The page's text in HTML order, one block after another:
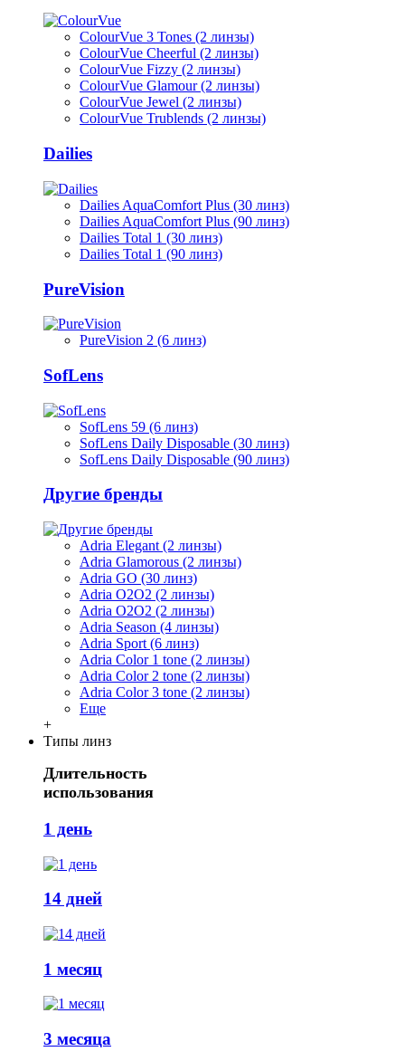
ColourVue 3 Tones (2 линзы)
ColourVue Cheerful (2 линзы)
ColourVue Fizzy (2 линзы)
ColourVue Glamour (2 линзы)
ColourVue Jewel (2 линзы)
ColourVue Trublends (2 линзы)
Dailies
Dailies AquaComfort Plus (30 линз)
Dailies AquaComfort Plus (90 линз)
Dailies Total 1 (30 линз)
Dailies Total 1 (90 линз)
PureVision
PureVision 2 (6 линз)
SofLens
SofLens 59 (6 линз)
SofLens Daily Disposable (30 линз)
SofLens Daily Disposable (90 линз)
Другие бренды
Adria Elegant (2 линзы)
Adria Glamorous (2 линзы)
Adria GO (30 линз)
Adria O2O2 (2 линзы)
Adria O2O2 (2 линзы)
Adria Season (4 линзы)
Adria Sport (6 линз)
Adria Сolor 1 tone (2 линзы)
Adria Сolor 2 tone (2 линзы)
Adria Сolor 3 tone (2 линзы)
Еще
+
Типы линз
Длительность
использования
1 день
14 дней
1 месяц
3 месяца